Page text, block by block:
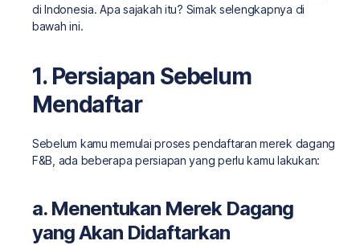
di Indonesia. Apa sajakah itu? Simak selengkapnya di
bawah ini.
1. Persiapan Sebelum
Mendaftar
Sebelum kamu memulai proses pendaftaran merek dagang
F&B, ada beberapa persiapan yang perlu kamu lakukan:
a. Menentukan Merek Dagang
yang Akan Didaftarkan